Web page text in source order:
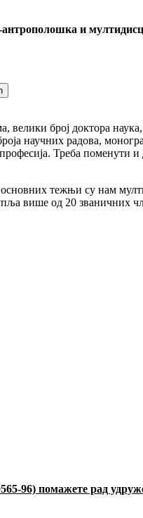
антрополошка и
број доктора
научних радова,
Треба
тежњи су нам
више од 20 званичних
96) помажете рад